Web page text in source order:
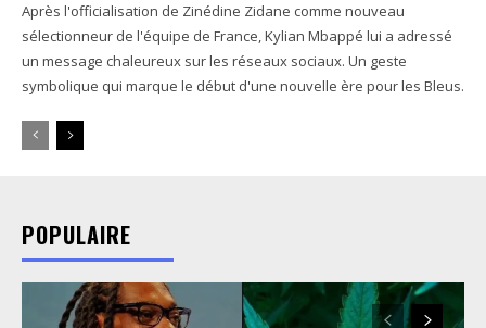
Après l'officialisation de Zinédine Zidane comme nouveau
sélectionneur de l'équipe de France, Kylian Mbappé lui a adressé
un message chaleureux sur les réseaux sociaux. Un geste
symbolique qui marque le début d'une nouvelle ère pour les Bleus.
POPULAIRE